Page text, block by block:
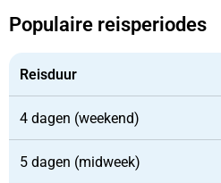
Populaire reisperiodes
Reisduur
4 dagen (weekend)
5 dagen (midweek)